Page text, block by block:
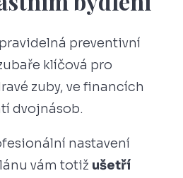
preventivní
klíčová pro
zuby, ve financích
dvojnásob.
nastavení
vám totiž ušetří